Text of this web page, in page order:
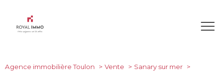
Agence immobilière Toulon Vente
Sanary sur mer